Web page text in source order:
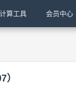
计算工具 会员中心